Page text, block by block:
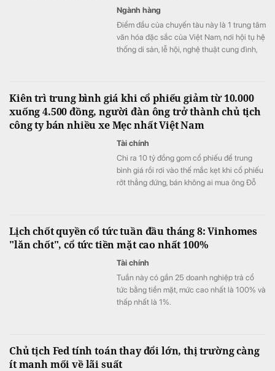
Ngành hàng
Điểm đầu của chuyến tàu này là 1 trung tâm
văn hóa đặc sắc của Việt Nam, nơi hội tụ hệ
thống di sản, lễ hội, nghệ thuật cung đình,
Kiên trì trung bình giá khi cổ phiếu giảm từ 10.000
xuống 4.500 đồng, người đàn ông trở thành chủ tịch
công ty bán nhiều xe Mẹc nhất Việt Nam
Tài chính
Chi ra 10 tỷ đồng gom cổ phiếu để trung
bình giá rồi rơi vào thế mắc kẹt khi cổ phiếu
rớt thẳng đứng, bán không ai mua ông Đỗ
Lịch chốt quyền cổ tức tuần đầu tháng 8: Vinhomes
"lăn chốt", cổ tức tiền mặt cao nhất 100%
Tài chính
Tuần này có gần 25 doanh nghiệp trả cổ
tức bằng tiền mặt, mức cao nhất là 100% và
thấp nhất là 1%.
Chủ tịch Fed tính toán thay đổi lớn, thị trường càng
ít manh mối về lãi suất